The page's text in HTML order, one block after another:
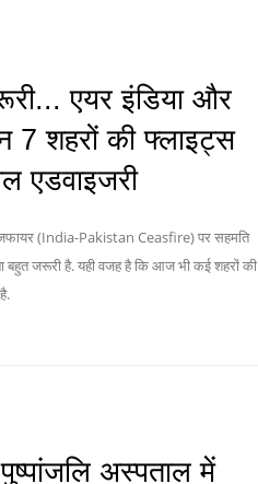
एयर इंडिया और
7 शहरों की फ्लाइट्स
एडवाइजरी
(India-Pakistan Ceasfire) पर सहमति
बहुत जरूरी है. यही वजह है कि आज भी कई शहरों की
अस्‍पताल में